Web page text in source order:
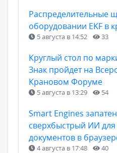
Распределительные
оборудовании EKF в
5 августа в 14:52 33
Круглый стол по
Знак пройдет на
Крановом Форуме
5 августа в 13:29 54
Smart Engines
сверхбыстрый ИИ
документов в
4 августа в 17:48 40